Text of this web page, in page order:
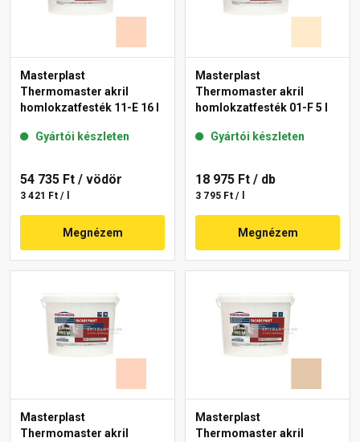
Masterplast
Thermomaster akril
homlokzatfesték 11-E 16 l
Gyártói készleten
54 735 Ft / vödör
3 421 Ft / l
Megnézem
Masterplast
Thermomaster akril
homlokzatfesték 01-F 5 l
Gyártói készleten
18 975 Ft / db
3 795 Ft / l
Megnézem
Masterplast
Thermomaster akril
Masterplast
Thermomaster akril